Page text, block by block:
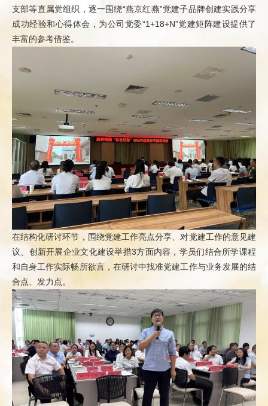
支部等直属党组织，逐一围绕“燕京红燕”党建子品牌创建实践分享
成功经验和心得体会，为公司党委“1+18+N”党建矩阵建设提供了
丰富的参考借鉴。
在结构化研讨环节，围绕党建工作亮点分享、对党建工作的意见建
议、创新开展企业文化建设举措3方面内容，学员们结合所学课程
和自身工作实际畅所欲言，在研讨中找准党建工作与业务发展的结
合点、发力点。